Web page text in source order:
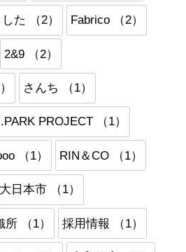
た （2） Fabrico （2）
2&9 （2）
さんち （1）
PROJECT （1）
（1） RIN＆CO （1）
大日本市 （1）
（1） 採用情報 （1）